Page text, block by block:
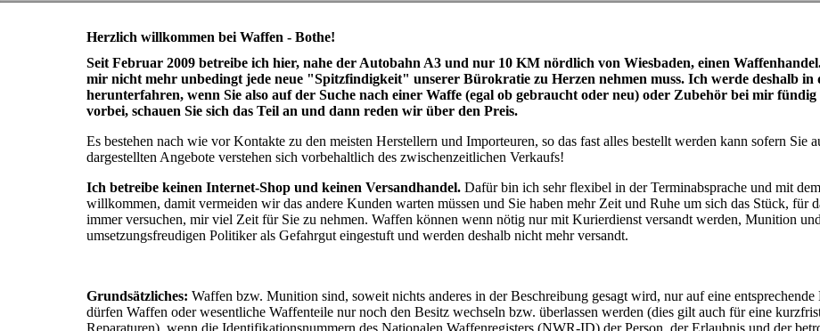
Herzlich willkommen bei Waffen - Bothe!
Seit Februar 2009 betreibe ich hier, nahe der Autobahn A3 und nur 10 KM nördlich von Wiesbaden, einen
mir nicht mehr unbedingt jede neue "Spitzfindigkeit" unserer Bürokratie zu Herzen nehmen muss. Ich werde deshalb in
herunterfahren, wenn Sie also auf der Suche nach einer Waffe (egal ob gebraucht oder neu) oder Zubehör bei mir
vorbei, schauen Sie sich das Teil an und dann reden wir über den Preis.
Es bestehen nach wie vor Kontakte zu den meisten Herstellern und Importeuren, so das fast alles bestellt werden kann sofern
dargestellten Angebote verstehen sich vorbehaltlich des zwischenzeitlichen Verkaufs!
Ich betreibe keinen Internet-Shop und keinen Versandhandel. Dafür bin ich sehr flexibel in der Terminabsprache und mit
willkommen, damit vermeiden wir das andere Kunden warten müssen und Sie haben mehr Zeit und Ruhe um sich das Stück, für
immer versuchen, mir viel Zeit für Sie zu nehmen. Waffen können wenn nötig nur mit Kurierdienst versandt werden, Munition
umsetzungsfreudigen Politiker als Gefahrgut eingestuft und werden deshalb nicht mehr versandt.
Grundsätzliches: Waffen bzw. Munition sind, soweit nichts anderes in der Beschreibung gesagt wird, nur auf eine
dürfen Waffen oder wesentliche Waffenteile nur noch den Besitz wechseln bzw. überlassen werden (dies gilt auch für eine